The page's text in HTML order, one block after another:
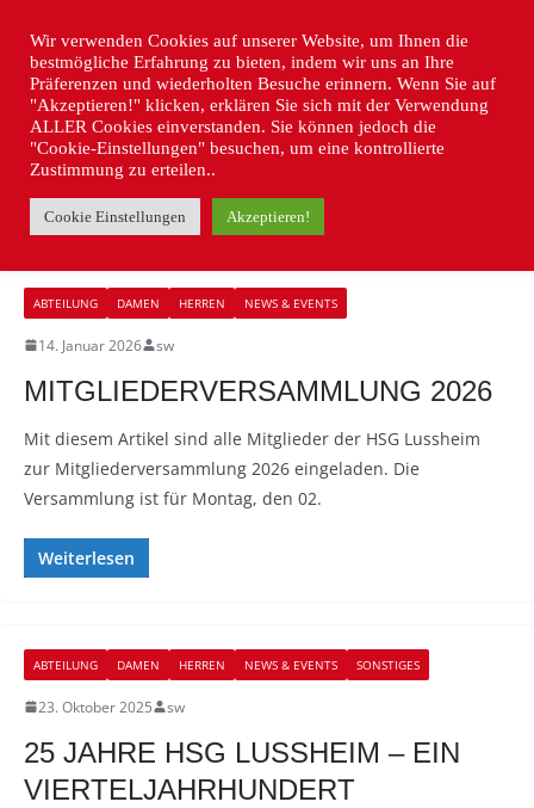
HERREN
ABTEILUNG DAMEN HERREN NEWS & EVENTS
14. Januar 2026 sw
MITGLIEDERVERSAMMLUNG 2026
Mit diesem Artikel sind alle Mitglieder der HSG Lussheim
zur Mitgliederversammlung 2026 eingeladen. Die
Versammlung ist für Montag, den 02.
Weiterlesen
ABTEILUNG DAMEN HERREN NEWS & EVENTS SONSTIGES
23. Oktober 2025 sw
25 JAHRE HSG LUSSHEIM – EIN
VIERTELJAHRHUNDERT
Wir verwenden Cookies auf unserer Website, um Ihnen die
bestmögliche Erfahrung zu bieten, indem wir uns an Ihre
Präferenzen und wiederholten Besuche erinnern. Wenn Sie auf
"Akzeptieren!" klicken, erklären Sie sich mit der Verwendung
ALLER Cookies einverstanden. Sie können jedoch die
"Cookie-Einstellungen" besuchen, um eine kontrollierte
Zustimmung zu erteilen..
Cookie Einstellungen Akzeptieren!